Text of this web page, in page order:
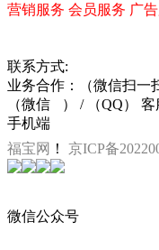
营销服务 会员服务 广
联系方式:
业务合作：
（微信扫一
（微信
） / （QQ）
客
手机端
微信公众号
福宝网 ！ 京ICP备